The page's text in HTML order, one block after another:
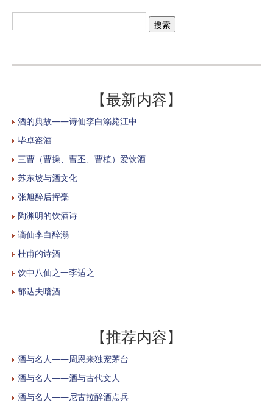
【最新内容】
酒的典故——诗仙李白溺毙江中
毕卓盗酒
三曹（曹操、曹丕、曹植）爱饮酒
苏东坡与酒文化
张旭醉后挥毫
陶渊明的饮酒诗
谪仙李白醉溺
杜甫的诗酒
饮中八仙之一李适之
郁达夫嗜酒
【推荐内容】
酒与名人——周恩来独宠茅台
酒与名人——酒与古代文人
酒与名人——尼古拉醉酒点兵